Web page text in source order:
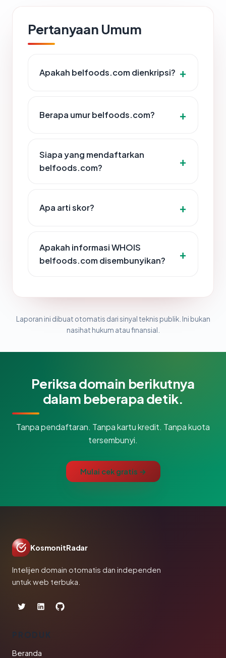
Pertanyaan Umum
Apakah belfoods.com dienkripsi?
Berapa umur belfoods.com?
Siapa yang mendaftarkan
belfoods.com?
Apa arti skor?
Apakah informasi WHOIS
belfoods.com disembunyikan?
Laporan ini dibuat otomatis dari sinyal teknis publik. Ini bukan
nasihat hukum atau finansial.
Periksa domain berikutnya
dalam beberapa detik.
Tanpa pendaftaran. Tanpa kartu kredit. Tanpa kuota
tersembunyi.
Mulai cek gratis →
KosmonitRadar
Intelijen domain otomatis dan independen
untuk web terbuka.
PRODUK
Beranda